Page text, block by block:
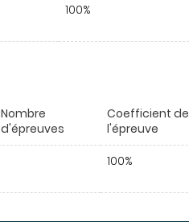
100%
Nombre
d'épreuves
Coefficient de
l'épreuve
100%